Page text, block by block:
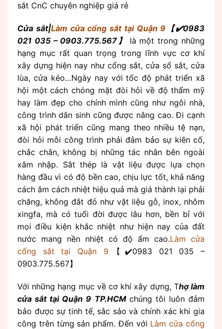
sắt CnC chuyên nghiệp giá rẻ
Cửa sắt|Làm cửa cổng sắt tại Quận 9 【✔️0983
021 035 – 0903.775.567】
là một trong những
hạng mục rất quan trọng trong lĩnh vực cơ khí
xây dựng hiện nay như cổng sắt, cửa sổ sắt, cửa
lùa, cửa kéo…Ngày nay với tốc độ phát triển xã
hội một cách chóng mặt đòi hỏi về độ thẩm mỹ
hay làm đẹp cho chính mình cũng như ngôi nhà,
công trình dân sinh cũng được nâng cao. Đi cạnh
xã hội phát triển cũng mang theo nhiều tệ nạn,
đòi hỏi mỗi công trình phải đảm bảo sự kiên cố,
chắc chắn, không bị những tác nhân bên ngoài
xâm nhập. Sắt thép là vật liệu được lựa chọn
hàng đầu vì có độ bền cao, chịu lực tốt, khả năng
cách âm cách nhiệt hiệu quả mà giá thành lại phải
chăng, không đắt đỏ như vật liệu gỗ, inox, nhôm
xingfa, mà có tuổi đời được lâu hơn, bền bỉ với
mọi điều kiện khắc nhiệt như hiện nay của đất
nước mang nền nhiệt có độ ẩm cao.Làm cửa
cổng sắt tại Quận 9 【✔️0983 021 035 –
0903.775.567】
Với những hạng mục về cơ khí xây dựng, Thợ làm
cửa sắt tại Quận 9 TP.HCM chúng tôi luôn đảm
bảo được sự tinh tế, sắc sảo và chính xác khi gia
công trên từng sản phẩm. Đến với Làm cửa cổng